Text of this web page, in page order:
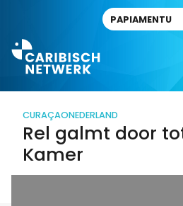
PAPIAMENTU
CURAÇAONEDERLAND
Rel galmt door
Kamer